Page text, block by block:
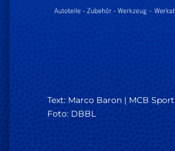
Text: Marco Baron | MCB Sport
Foto: DBBL